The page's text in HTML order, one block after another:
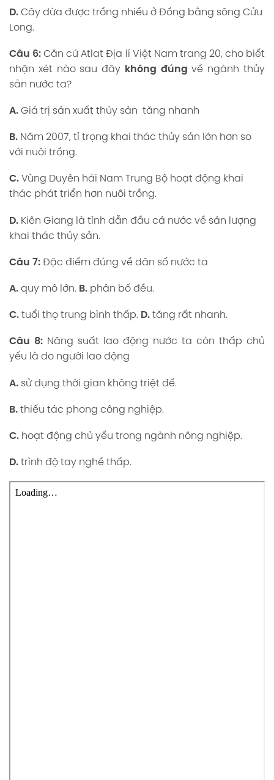
D. Cây dừa được trồng nhiều ở Đồng bằng sông Cửu
Long.
Câu 6: Căn cứ Atlat Địa lí Việt Nam trang 20, cho biết
nhận xét nào sau đây không đúngvề ngành thủy
sản nước ta?
A. Giá trị sản xuất thủy sản tăng nhanh
B. Năm 2007, tỉ trọng khai thác thủy sản lớn hơn so
với nuôi trồng.
C. Vùng Duyên hải Nam Trung Bộ hoạt động khai
thác phát triển hơn nuôi trồng.
D. Kiên Giang là tỉnh dẫn đầu cả nước về sản lượng
khai thác thủy sản.
Câu 7: Đặc điểm đúng về dân số nước ta
A. quy mô lớn. B. phân bố đều.
C. tuổi thọ trung bình thấp. D. tăng rất nhanh.
Câu 8: Năng suất lao động nước ta còn thấp chủ
yếu là do người lao động
A. sử dụng thời gian không triệt để.
B. thiếu tác phong công nghiệp.
C. hoạt động chủ yếu trong ngành nông nghiệp.
D. trình độ tay nghề thấp.